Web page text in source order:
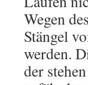
Wegen
Stängel
werden.
der